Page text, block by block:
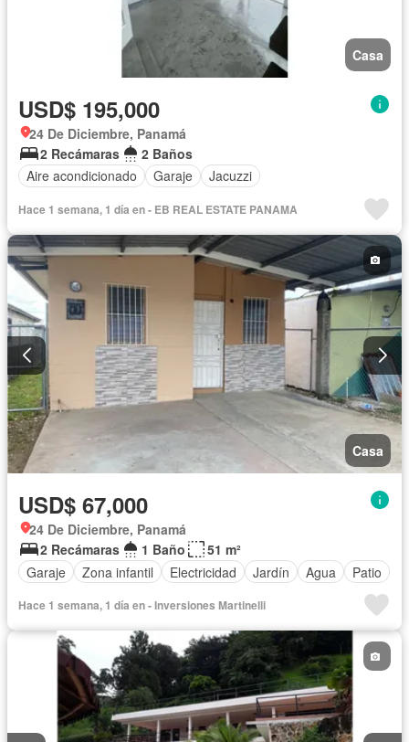
Casa
USD$ 195,000
24 De Diciembre, Panamá
2 Recámaras
2 Baños
Aire acondicionado
Garaje Jacuzzi
Hace 1 semana, 1 día en - EB REAL ESTATE PANAMA
Casa
USD$ 67,000
24 De Diciembre, Panamá
2 Recámaras
1 Baño
51 m²
Garaje
Zona infantil Electricidad Jardín Agua Patio
Hace 1 semana, 1 día en - Inversiones Martinelli